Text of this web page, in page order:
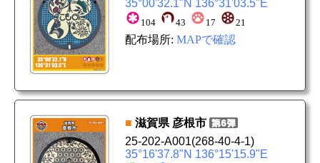
35°00'32.1"N 136°31'03.5"E
104 43 17 21
配布場所: MAPで確認
■ 滋賀県 彦根市
25-202-A001(268-40-4-1)
35°16'37.8"N 136°15'15.9"E